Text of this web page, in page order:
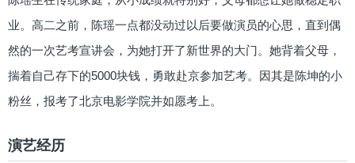
业。高二之前，陈瑶一点都没动过以后要做演员的心思，直到偶
然的一次艺考宣讲会，为她打开了新世界的大门。她背着父母，
揣着自己存下的5000块钱，勇敢赴京参加艺考。因其是陈坤的小
粉丝，报考了北京电影学院并如愿考上。
演艺经历